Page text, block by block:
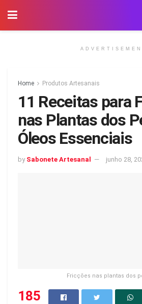
Home Produtos Artesanais
11 Receitas para
nas Plantas dos
Óleos Essenciais
by Sabonete Artesanal junho 28,
Fricções nas plantas dos
185